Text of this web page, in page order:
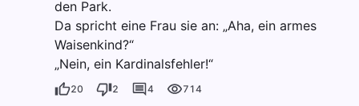
den Park.
Da spricht eine Frau sie an: „Aha, ein armes
Waisenkind?“
„Nein, ein Kardinalsfehler!“
20 2 4 714